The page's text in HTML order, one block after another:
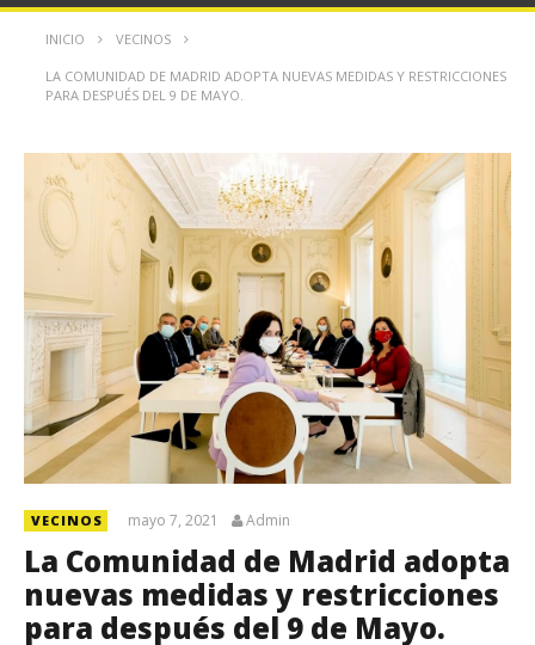
INICIO VECINOS
LA COMUNIDAD DE MADRID ADOPTA NUEVAS MEDIDAS Y RESTRICCIONES
PARA DESPUÉS DEL 9 DE MAYO.
VECINOS mayo 7, 2021 Admin
La Comunidad de Madrid adopta
nuevas medidas y restricciones
para después del 9 de Mayo.